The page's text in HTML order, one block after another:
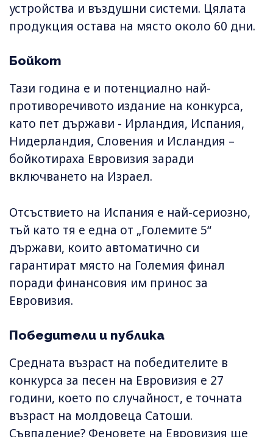
устройства и въздушни системи. Цялата
продукция остава на място около 60 дни.
Бойкот
Тази година е и потенциално най-
противоречивото издание на конкурса,
като пет държави - Ирландия, Испания,
Нидерландия, Словения и Исландия –
бойкотираха Евровизия заради
включването на Израел.
Отсъствието на Испания е най-сериозно,
тъй като тя е една от „Големите 5“
държави, които автоматично си
гарантират място на Големия финал
поради финансовия им принос за
Евровизия.
Победители и публика
Средната възраст на победителите в
конкурса за песен на Евровизия е 27
години, което по случайност, е точната
възраст на молдовеца Сатоши.
Съвпадение? Феновете на Евровизия ще